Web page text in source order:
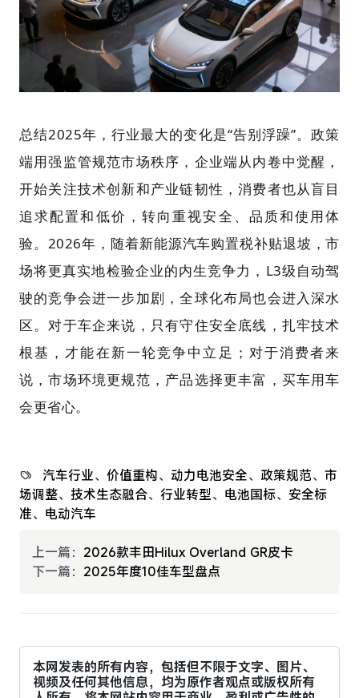
总结2025年，行业最大的变化是“告别浮躁”。政策
端用强监管规范市场秩序，企业端从内卷中觉醒，
开始关注技术创新和产业链韧性，消费者也从盲目
追求配置和低价，转向重视安全、品质和使用体
验。2026年，随着新能源汽车购置税补贴退坡，市
场将更真实地检验企业的内生竞争力，L3级自动驾
驶的竞争会进一步加剧，全球化布局也会进入深水
区。对于车企来说，只有守住安全底线，扎牢技术
根基，才能在新一轮竞争中立足；对于消费者来
说，市场环境更规范，产品选择更丰富，买车用车
会更省心。
汽车行业、 价值重构、 动力电池安全、 政策规范、 市
场调整、 技术生态融合、 行业转型、 电池国标、 安全标
准、 电动汽车
上一篇： 2026款丰田Hilux Overland GR皮卡
下一篇： 2025年度10佳车型盘点
本网发表的所有内容，包括但不限于文字、图片、
视频及任何其他信息，均为原作者观点或版权所有